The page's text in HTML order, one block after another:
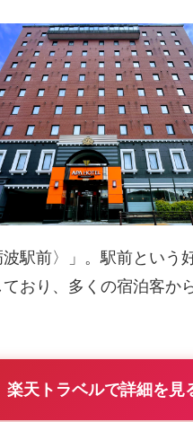
駅前〉」。駅前とい
おり、多くの宿泊客
楽天トラベルで詳細を見